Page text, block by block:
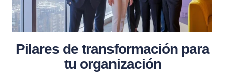
Pilares de transformación para
tu organización